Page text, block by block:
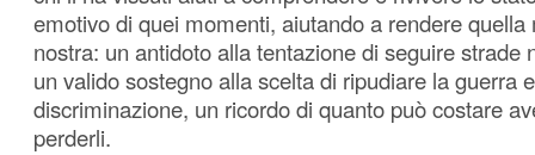
emotivo di quei momenti, aiutando a rendere
nostra: un antidoto alla tentazione di seguire strade
un valido sostegno alla scelta di ripudiare la guerra
discriminazione, un ricordo di quanto può costare
perderli.